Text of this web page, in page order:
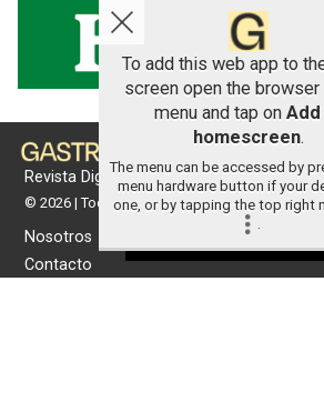
Revista Digital de gastronomía
© 2026 | Todos los derechos reservados
Nosotros
Contacto
To add this web app to
screen open the
menu and tap on
homescreen.
The menu can be accessed by
menu hardware button if your
one, or by tapping the top right
.
Aviso sobre el Uso de
Utilizamos cookies nuestras
funcionamiento del digital.
de cookies y como
Política de Privacidad y
Aceptar Cookies